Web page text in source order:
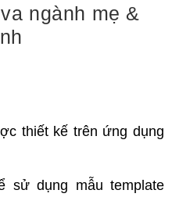
ngành mẹ &
thiết kế trên ứng dụng
sử dụng mẫu template